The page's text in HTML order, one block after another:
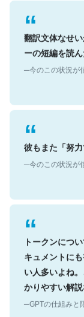
翻訳文体なせ
ーの短編を読
彼もまた「努
トークンにつ
キュメントに
い人多いよね
かりやすい解